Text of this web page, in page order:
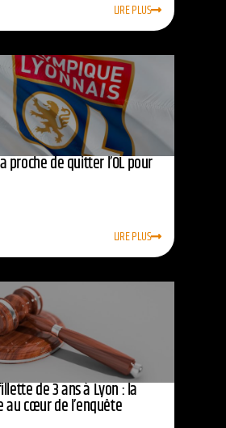
LIRE PLUS
proche de quitter l’OL pour
LIRE PLUS
de 3 ans à Lyon : la
au cœur de l’enquête